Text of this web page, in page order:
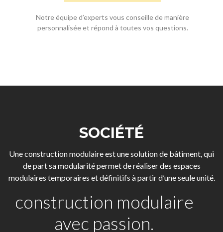
Notre équipe d’experts vous conseille de manière
personnalisée et répond à toutes vos questions.
SOCIÉTÉ
Une construction modulaire est une solution de bâtiment, qui
de part sa modularité permet de réaliser des espaces
modulaires temporaires et définitifs à partir d’une seule unité.
construction modulaire
avec passion.